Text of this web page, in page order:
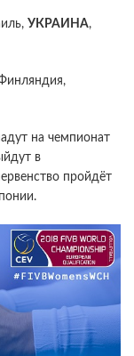
УКРАИНА,
на чемпионат
в
пройдёт